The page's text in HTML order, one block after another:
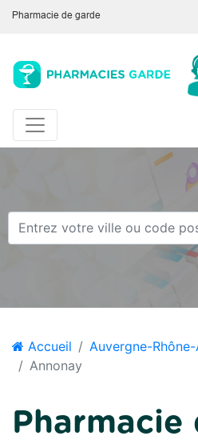
Pharmacie de garde
Accueil Auvergne-
Annonay
Pharmacie